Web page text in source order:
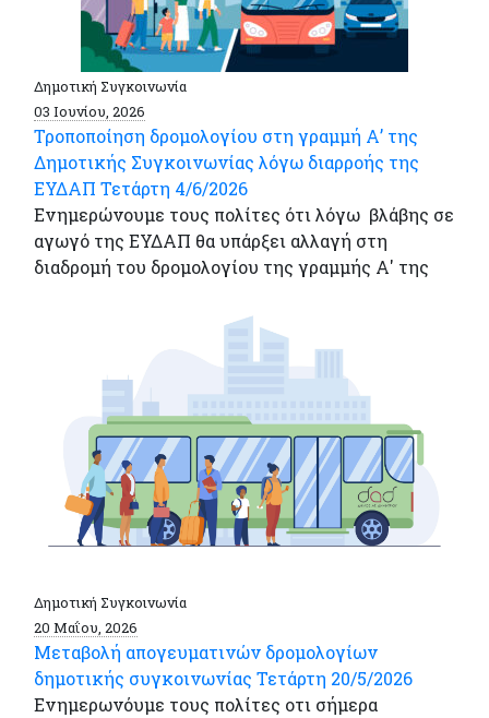
Δημοτική Συγκοινωνία
03 Ιουνίου, 2026
Τροποποίηση δρομολογίου στη γραμμή Α’ της
Δημοτικής Συγκοινωνίας λόγω διαρροής της
ΕΥΔΑΠ Τετάρτη 4/6/2026
Eνημερώνουμε τους πολίτες ότι λόγω βλάβης σε
αγωγό της ΕΥΔΑΠ θα υπάρξει αλλαγή στη
διαδρομή του δρομολογίου της γραμμής Α' της
Δημοτική Συγκοινωνία
20 Μαΐου, 2026
Μεταβολή απογευματινών δρομολογίων
δημοτικής συγκοινωνίας Τετάρτη 20/5/2026
Ενημερωνόυμε τους πολίτες οτι σήμερα